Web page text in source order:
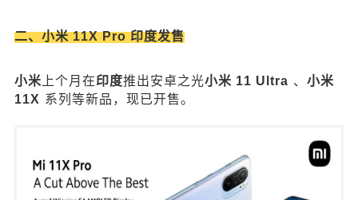
二、小米 11X Pro 印度发售
小米 上个月在印度推出安卓之光小米 11 Ultra 、 小米
11X 系列等新品，现已开售。
2% ，现在美国只有英特尔一家在生产高端芯片。
出，美国芯片业遭受的最大挫折时间可能是在 21 世
纪初，苹果前 CEO 乔布斯需要 iPhone 芯片，但英
特尔不感兴趣，之后苹果到亚洲寻找合作伙伴，最
比英特尔产品快 30% ，性能也更强大，制造技术领
先英特尔，英特尔认为将需要花两年赶上，“ 我们将
心无旁鹜 ” 。 * IT之家 五、比尔·盖茨离婚 北京时间